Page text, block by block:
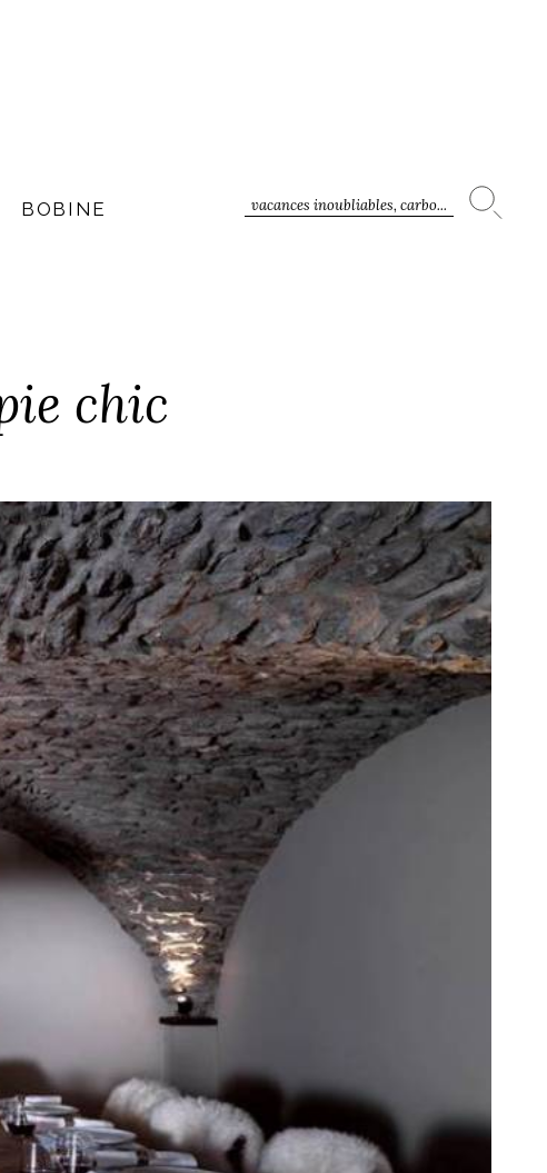
vacances inoubliables, carbo...
BOBINE
chic